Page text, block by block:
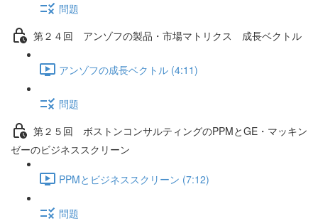
問題
第２４回 アンゾフの製品・市場マトリクス 成長ベクトル
アンゾフの成長ベクトル (4:11)
問題
第２５回 ボストンコンサルティングのPPMとGE・マッキン
ゼーのビジネススクリーン
PPMとビジネススクリーン (7:12)
問題